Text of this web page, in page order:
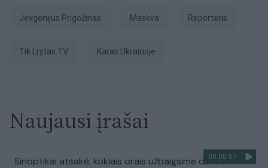
Jevgenijus Prigožinas Maskva Reporteris
tik Lrytas.TV karas Ukrainoje
Naujausi įrašai
00:00:57
Sinoptikai atsakė, kokiais orais užbaigsime darbo